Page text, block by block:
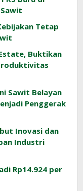
Tetap
Buktikan
Sawit Belayan
Penggerak
Inovasi dan
Industri
Rp14.924 per